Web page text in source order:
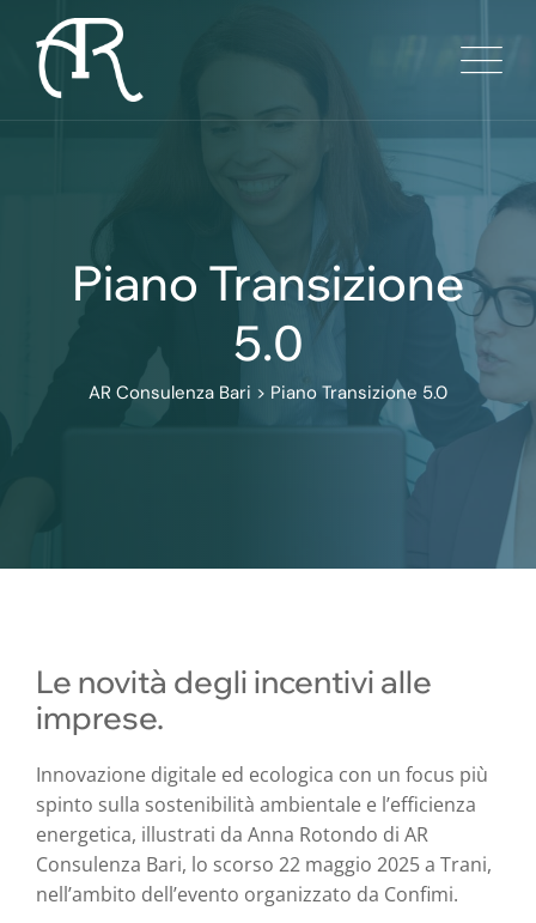
content
Piano Transizione
5.0
AR Consulenza Bari > Piano Transizione 5.0
Le novità degli incentivi alle
imprese.
Innovazione digitale ed ecologica con un focus più
spinto sulla sostenibilità ambientale e l’efficienza
energetica, illustrati da Anna Rotondo di AR
Consulenza Bari, lo scorso 22 maggio 2025 a Trani,
nell’ambito dell’evento organizzato da Confimi.